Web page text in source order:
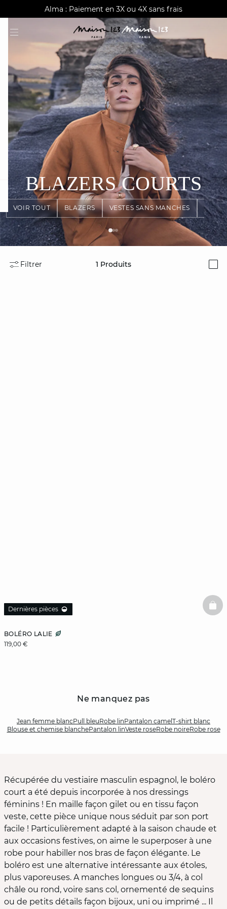
Livraison offerte à domicile dès 150€
AGUA : Découvrez notre nouvelle collection
Alma : Paiement en 3X ou 4X sans frais
VOIR TOUT
BLAZERS VESTES SANS MANCHES
BLAZERS COURTS
Filtrer 1 Produits
BOLÉRO LALIE
119,00 €
Dernières pièces
Ne manquez pas
Jean femme blancPull bleuRobe linPantalon camel T-shirt blanc
Blouse et chemise blanchePantalon linVeste roseRobe noireRobe rose
Récupérée du vestiaire masculin espagnol, le boléro
court a été depuis incorporée à nos dressings
féminins ! En maille façon gilet ou en tissu façon
veste, cette pièce unique nous séduit par son port
facile ! Particulièrement adapté à la saison chaude et
aux occasions festives, on aime le superposer à une
robe pour habiller nos bras de façon élégante. Le
boléro est une alternative intéressante aux étoles,
plus vaporeuses. A manches longues ou 3/4, à col
châle ou rond, voire sans col, ornementé de sequins
ou de petits détails façon bijoux, uni ou imprimé ... Il